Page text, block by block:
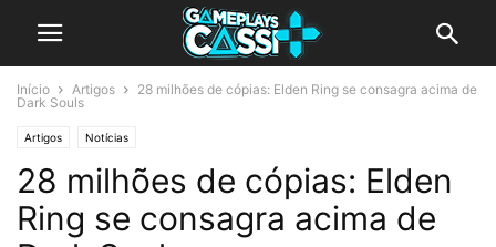
Início Artigos
28 milhões de cópias: Elden Ring se consagra acima de
Dark Souls
Artigos Notícias
28 milhões de cópias: Elden
Ring se consagra acima de